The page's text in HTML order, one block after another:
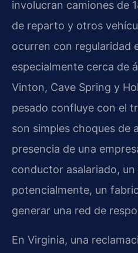
involucran camiones de
de reparto y otros
ocurren con regularidad
especialmente cerca de
Vinton, Cave Spring y
pesado confluye con el
son simples choques de
presencia de una
conductor asalariado,
potencialmente, un
generar una red de
En Virginia, una